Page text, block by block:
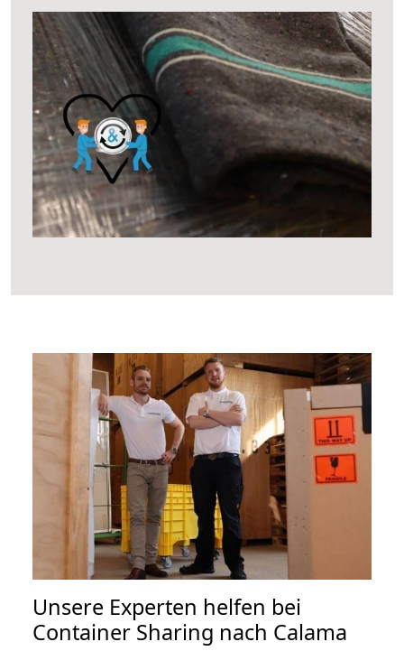
Unsere Experten helfen bei
Container Sharing nach Calama